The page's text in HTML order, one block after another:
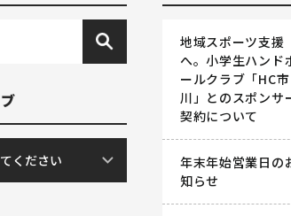
地域スポーツ支援
へ。小学生ハンド
ールクラブ「HC市
川」とのスポンサ
契約について
年末年始営業日の
知らせ